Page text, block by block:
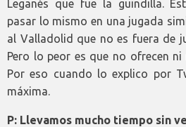
Leganés que fue la guindilla.
pasar lo mismo en una jugada
al Valladolid que no es fuera de
Pero lo peor es que no ofrecen ni
Por eso cuando lo explico por
máxima.
P: Llevamos mucho tiempo sin